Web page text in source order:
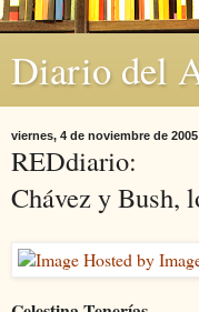
Diario del
viernes, 4 de noviembre de 2005
REDdiario:
Chávez y Bush,